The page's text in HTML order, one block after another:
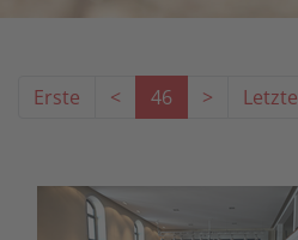
Erste < 46 > Letzte